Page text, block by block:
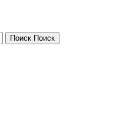
Поиск Поиск